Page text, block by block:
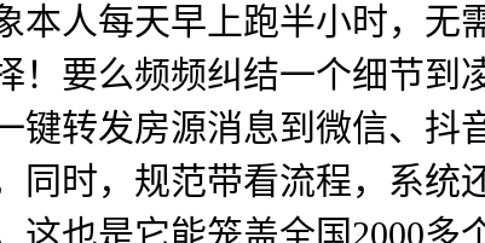
本人每天早上跑半小时，
！要么频频纠结一个细节
键转发房源消息到微信、
同时，规范带看流程，系统
这也是它能笼盖全国2000